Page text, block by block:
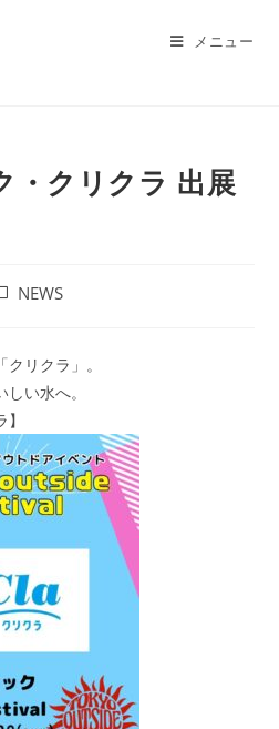
メニュー
・クリクラ 出展
:
NEWS
リクラ」。
い水へ。